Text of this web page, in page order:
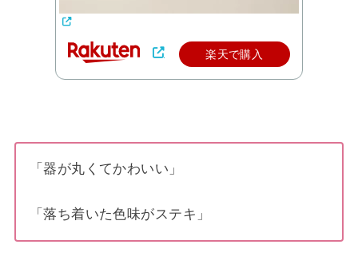
楽天で購入
「器が丸くてかわいい」
「落ち着いた色味がステキ」